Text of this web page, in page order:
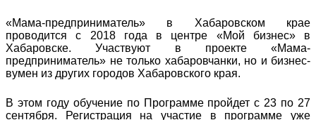
«Мама-предприниматель» в Хабаровском крае
проводится с 2018 года в центре «Мой бизнес» в
Хабаровске. Участвуют в проекте «Мама-
предприниматель» не только хабаровчанки, но и бизнес-
вумен из других городов Хабаровского края.
В этом году обучение по Программе пройдет с 23 по 27
сентября. Регистрация на участие в программе уже